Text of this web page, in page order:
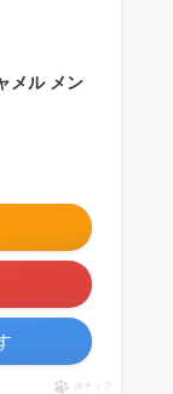
メル メン
ポチップ